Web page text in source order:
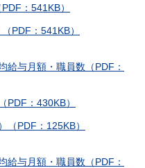
：541KB）
PDF：541KB）
給与月額・職員数（PDF：
PDF：430KB）
（PDF：125KB）
給与月額・職員数（PDF：